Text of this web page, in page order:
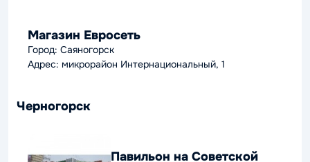
Магазин Евросеть
Город: Саяногорск
Адрес: микрорайон Интернациональный, 1
Черногорск
Павильон на Советской